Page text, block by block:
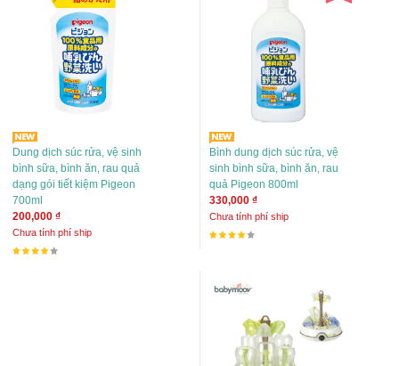
Dung dịch súc rửa, vệ sinh
bình sữa, bình ăn, rau quả
dạng gói tiết kiệm Pigeon
700ml
200,000 ₫
Chưa tính phí ship
Bình dung dịch súc rửa, vệ
sinh bình sữa, bình ăn, rau
quả Pigeon 800ml
330,000 ₫
Chưa tính phí ship